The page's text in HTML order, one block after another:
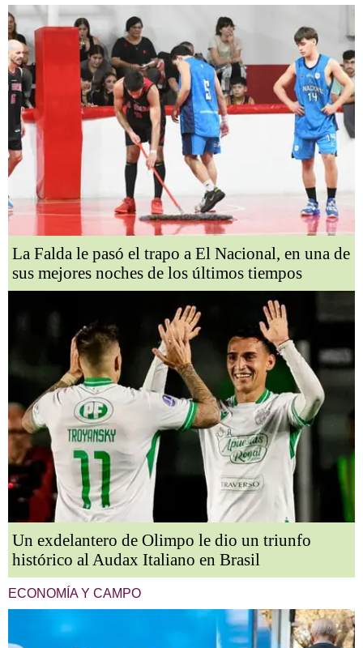
La Falda le pasó el trapo a El Nacional, en una de
sus mejores noches de los últimos tiempos
Un exdelantero de Olimpo le dio un triunfo
histórico al Audax Italiano en Brasil
ECONOMÍA Y CAMPO